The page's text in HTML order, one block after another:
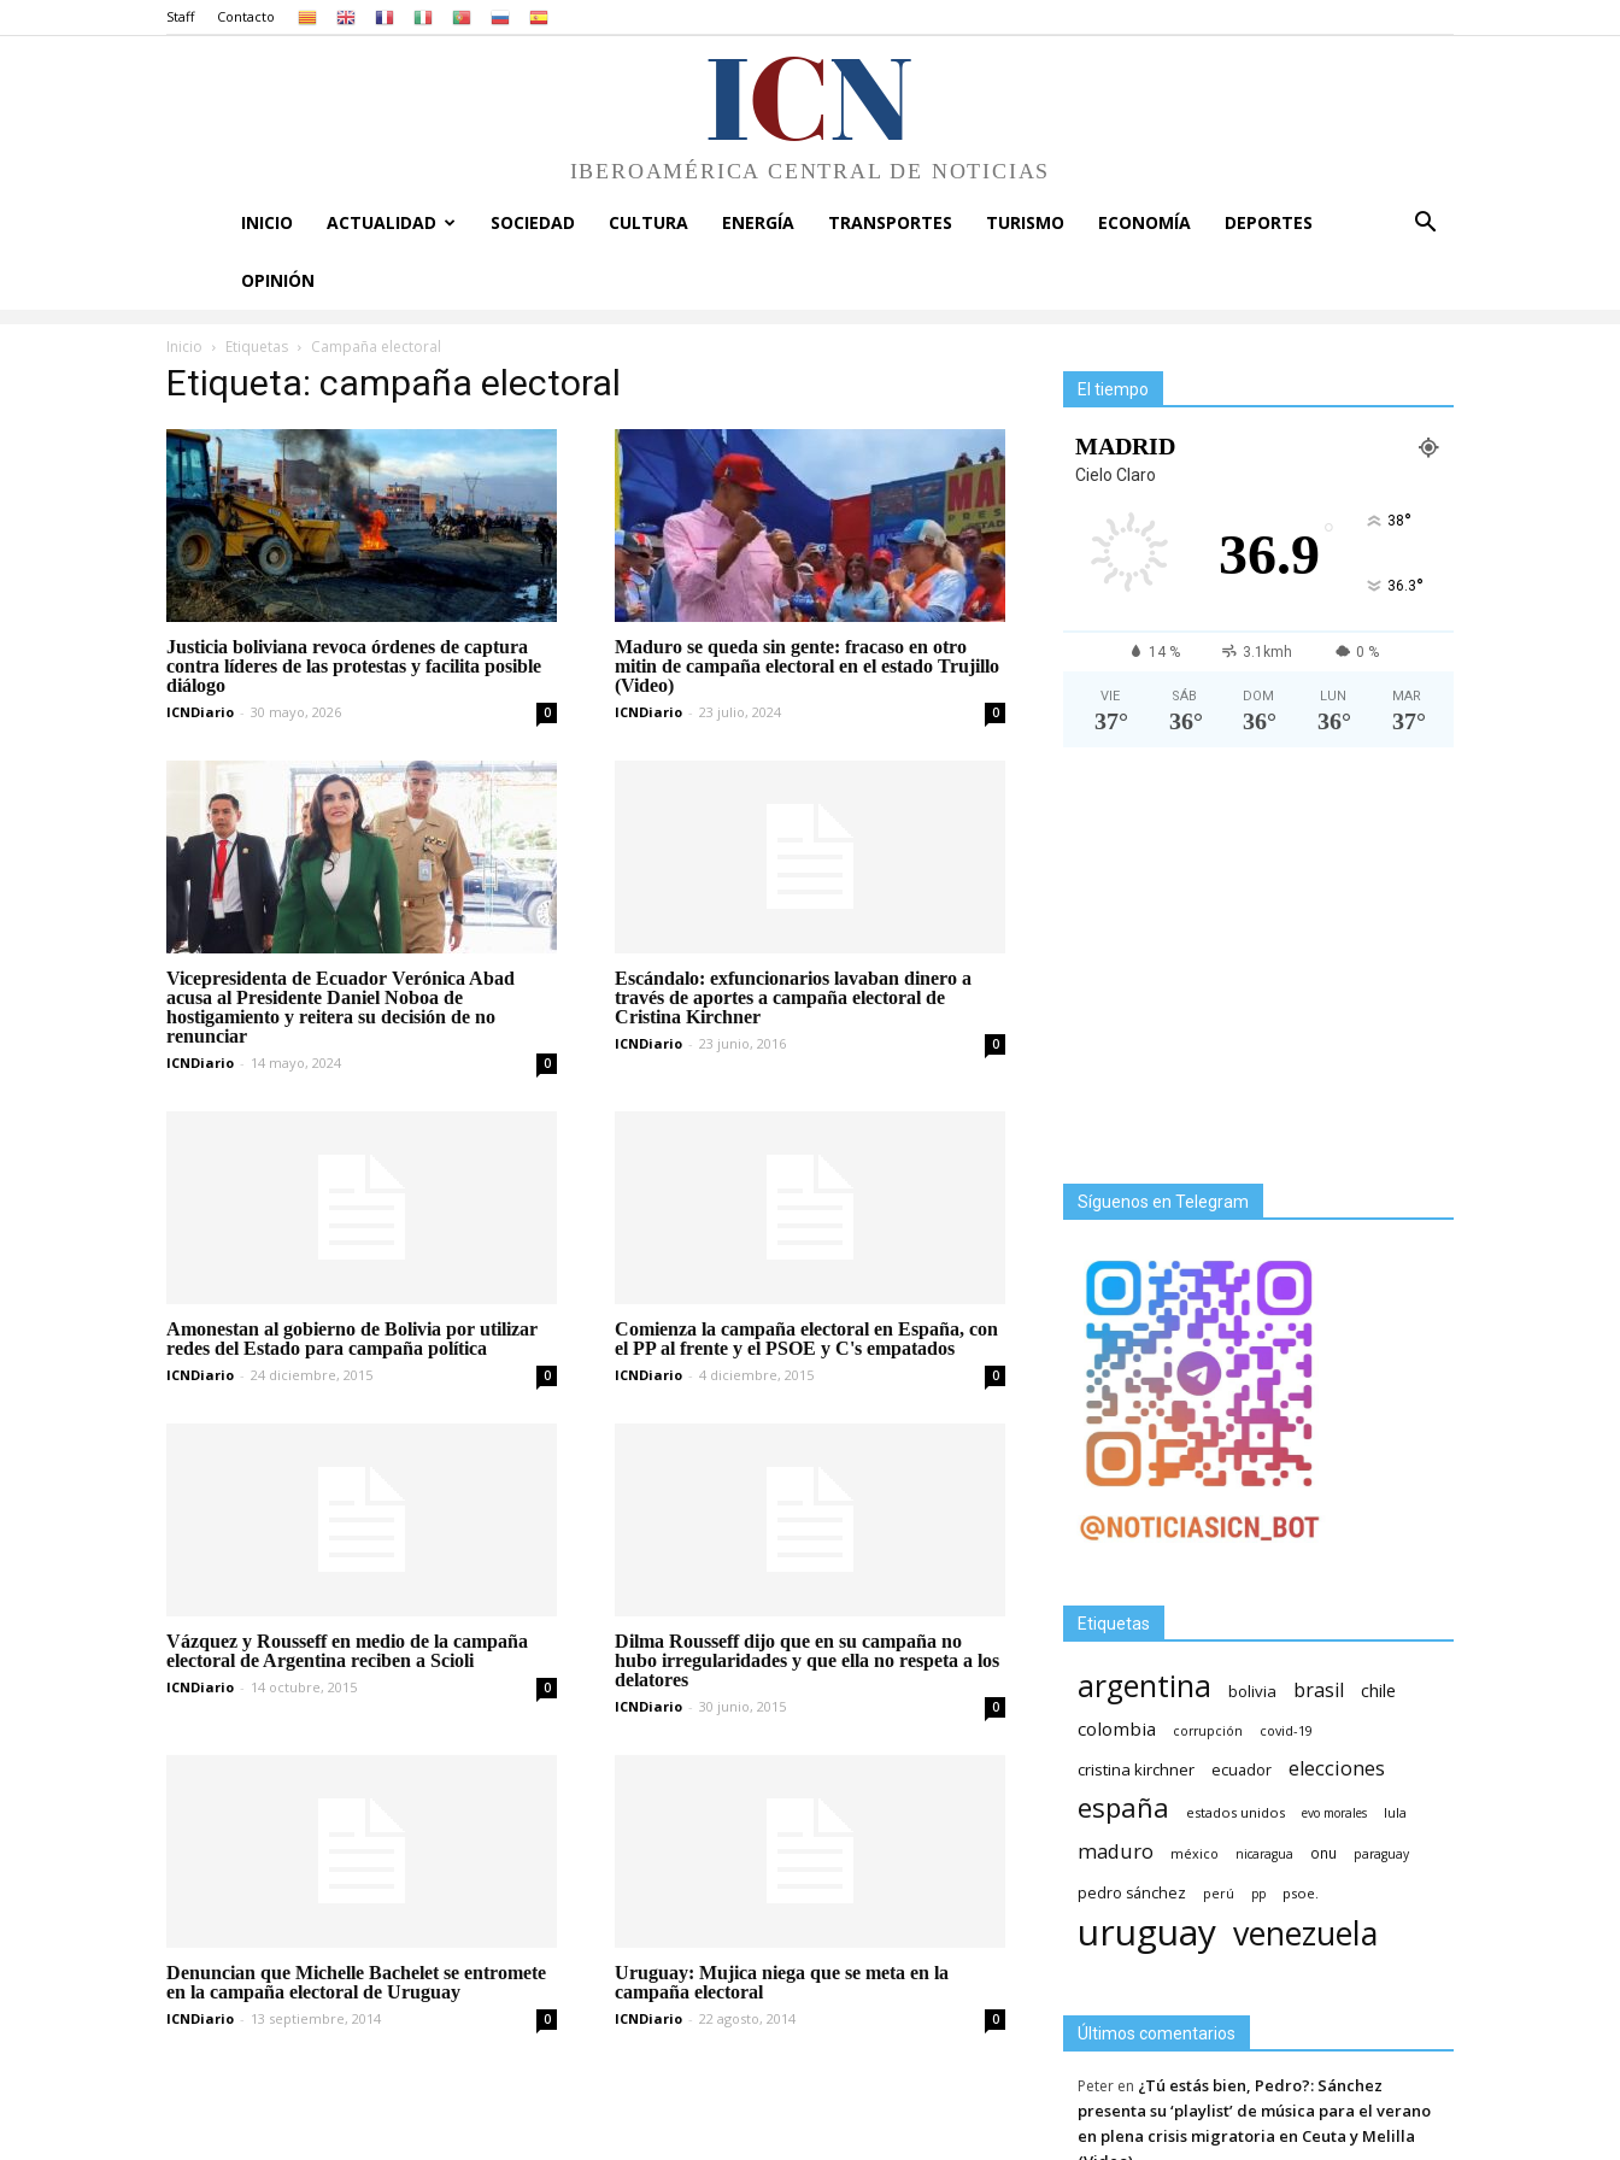
Staff Contacto
ICN
IBEROAMÉRICA CENTRAL DE NOTICIAS
INICIO ACTUALIDAD SOCIEDAD CULTURA ENERGÍA TRANSPORTES TURISMO ECONOMÍA DEPORTES
OPINIÓN
Inicio Etiquetas Campaña electoral
Etiqueta: campaña electoral
Justicia boliviana revoca órdenes de captura
contra líderes de las protestas y facilita posible
diálogo
ICNDiario - 30 mayo, 2026 0
Maduro se queda sin gente: fracaso en otro
mitin de campaña electoral en el estado Trujillo
(Video)
ICNDiario - 23 julio, 2024 0
Vicepresidenta de Ecuador Verónica Abad
acusa al Presidente Daniel Noboa de
hostigamiento y reitera su decisión de no
renunciar
ICNDiario - 14 mayo, 2024 0
Escándalo: exfuncionarios lavaban dinero a
través de aportes a campaña electoral de
Cristina Kirchner
ICNDiario - 23 junio, 2016 0
Amonestan al gobierno de Bolivia por utilizar
redes del Estado para campaña política
ICNDiario - 24 diciembre, 2015 0
Comienza la campaña electoral en España, con
el PP al frente y el PSOE y C's empatados
ICNDiario - 4 diciembre, 2015 0
Vázquez y Rousseff en medio de la campaña
electoral de Argentina reciben a Scioli
ICNDiario - 14 octubre, 2015 0
Dilma Rousseff dijo que en su campaña no
hubo irregularidades y que ella no respeta a los
delatores
ICNDiario - 30 junio, 2015 0
Denuncian que Michelle Bachelet se entromete
en la campaña electoral de Uruguay
ICNDiario - 13 septiembre, 2014 0
Uruguay: Mujica niega que se meta en la
campaña electoral
ICNDiario - 22 agosto, 2014 0
El tiempo
MADRID
Cielo Claro
36.9 ° 38°
36.3°
14 % 3.1kmh 0 %
VIE
37°
SÁB
36°
DOM
36°
LUN
36°
MAR
37°
Síguenos en Telegram
Etiquetas
argentina bolivia brasil
chile
colombia
corrupción covid-19
cristina kirchner ecuador elecciones
españa estados unidos evo morales lula
maduro méxico nicaragua onu paraguay
pedro sánchez perú pp psoe.
uruguay venezuela
Últimos comentarios
Peter en ¿Tú estás bien, Pedro?: Sánchez
presenta su ‘playlist’ de música para el verano
en plena crisis migratoria en Ceuta y Melilla